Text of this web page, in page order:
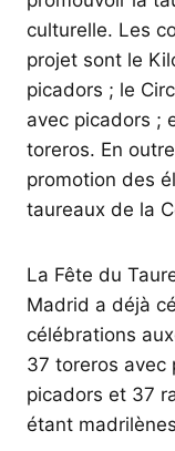
culturelle. Les
projet sont le
picadors ; le
avec picadors ;
toreros. En
promotion des
taureaux de la
La Fête du
Madrid a déjà
célébrations
37 toreros avec
picadors et 37
étant